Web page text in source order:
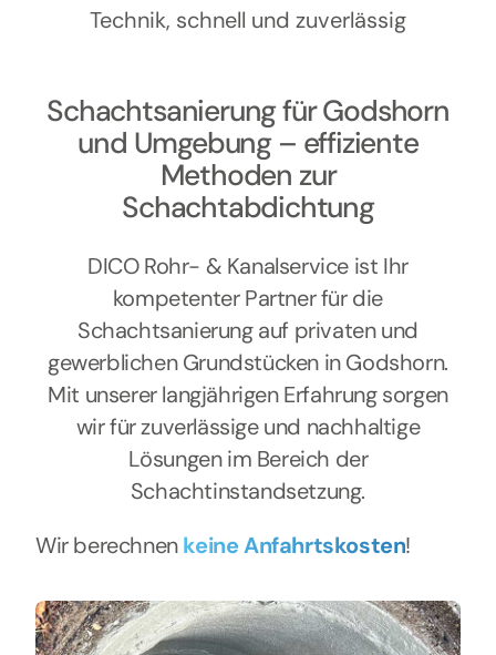
Technik, schnell und zuverlässig
Schachtsanierung für Godshorn
und Umgebung – effiziente
Methoden zur
Schachtabdichtung
DICO Rohr- & Kanalservice ist Ihr
kompetenter Partner für die
Schachtsanierung auf privaten und
gewerblichen Grundstücken in Godshorn.
Mit unserer langjährigen Erfahrung sorgen
wir für zuverlässige und nachhaltige
Lösungen im Bereich der
Schachtinstandsetzung.
Wir berechnenkeine Anfahrtskosten!